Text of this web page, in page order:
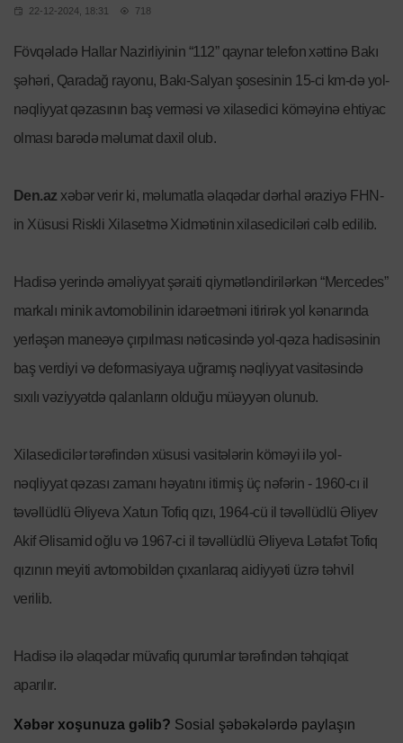
22-12-2024, 18:31 718
Fövqəladə Hallar Nazirliyinin “112” qaynar telefon xəttinə Bakı
şəhəri, Qaradağ rayonu, Bakı-Salyan şosesinin 15-ci km-də yol-
nəqliyyat qəzasının baş verməsi və xilasedici köməyinə ehtiyac
olması barədə məlumat daxil olub.
Den.az xəbər verir ki, məlumatla əlaqədar dərhal əraziyə FHN-
in Xüsusi Riskli Xilasetmə Xidmətinin xilasediciləri cəlb edilib.
Hadisə yerində əməliyyat şəraiti qiymətləndirilərkən “Mercedes”
markalı minik avtomobilinin idarəetməni itirirək yol kənarında
yerləşən maneəyə çırpılması nəticəsində yol-qəza hadisəsinin
baş verdiyi və deformasiyaya uğramış nəqliyyat vasitəsində
sıxılı vəziyyətdə qalanların olduğu müəyyən olunub.
Xilasedicilər tərəfindən xüsusi vasitələrin köməyi ilə yol-
nəqliyyat qəzası zamanı həyatını itirmiş üç nəfərin - 1960-cı il
təvəllüdlü Əliyeva Xatun Tofiq qızı, 1964-cü il təvəllüdlü Əliyev
Akif Əlisamid oğlu və 1967-ci il təvəllüdlü Əliyeva Lətafət Tofiq
qızının meyiti avtomobildən çıxarılaraq aidiyyəti üzrə təhvil
verilib.
Hadisə ilə əlaqədar müvafiq qurumlar tərəfindən təhqiqat
aparılır.
Xəbər xoşunuza gəlib? Sosial şəbəkələrdə paylaşın